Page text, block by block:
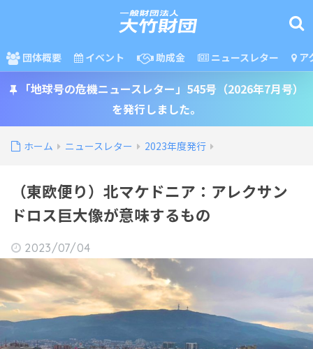
団体概要 イベント 助成金 ニュースレター ア
「地球号の危機ニュースレター」545号（2026年7月号）
を発行しました。
ホーム ニュースレター 2023年度発行
（東欧便り）北マケドニア：アレクサン
ドロス巨大像が意味するもの
2023/07/04